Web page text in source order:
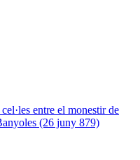
entre el monestir de
(26 juny 879)